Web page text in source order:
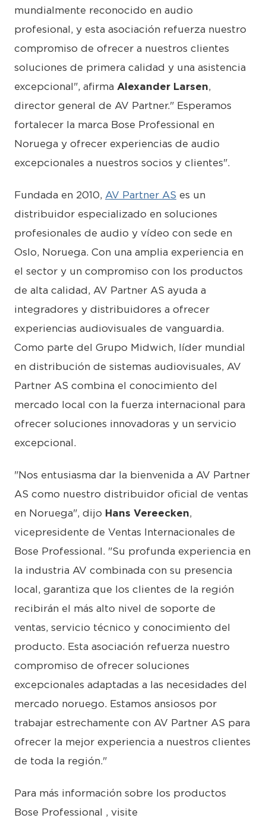
mundialmente reconocido en audio
profesional, y esta asociación refuerza nuestro
compromiso de ofrecer a nuestros clientes
soluciones de primera calidad y una asistencia
excepcional", afirma Alexander Larsen,
director general de AV Partner." Esperamos
fortalecer la marca Bose Professional en
Noruega y ofrecer experiencias de audio
excepcionales a nuestros socios y clientes".
Fundada en 2010, AV Partner AS es un
distribuidor especializado en soluciones
profesionales de audio y vídeo con sede en
Oslo, Noruega. Con una amplia experiencia en
el sector y un compromiso con los productos
de alta calidad, AV Partner AS ayuda a
integradores y distribuidores a ofrecer
experiencias audiovisuales de vanguardia.
Como parte del Grupo Midwich, líder mundial
en distribución de sistemas audiovisuales, AV
Partner AS combina el conocimiento del
mercado local con la fuerza internacional para
ofrecer soluciones innovadoras y un servicio
excepcional.
"Nos entusiasma dar la bienvenida a AV Partner
AS como nuestro distribuidor oficial de ventas
en Noruega", dijo Hans Vereecken,
vicepresidente de Ventas Internacionales de
Bose Professional. "Su profunda experiencia en
la industria AV combinada con su presencia
local, garantiza que los clientes de la región
recibirán el más alto nivel de soporte de
ventas, servicio técnico y conocimiento del
producto. Esta asociación refuerza nuestro
compromiso de ofrecer soluciones
excepcionales adaptadas a las necesidades del
mercado noruego. Estamos ansiosos por
trabajar estrechamente con AV Partner AS para
ofrecer la mejor experiencia a nuestros clientes
de toda la región."
Para más información sobre los productos
Bose Professional , visite